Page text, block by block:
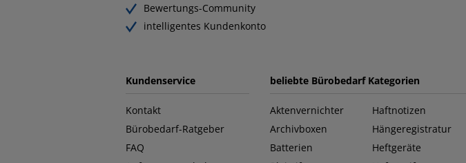
Bewertungs-Community
intelligentes Kundenkonto
Kundenservice
Kontakt
Bürobedarf-Ratgeber
FAQ
beliebte Bürobedarf Kategorien
Aktenvernichter
Archivboxen
Batterien
Haftnotizen
Hängeregistratur
Heftgeräte